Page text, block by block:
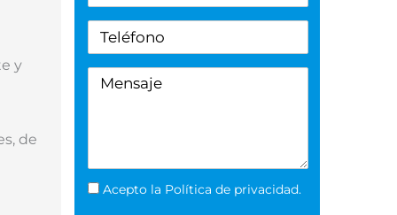
y
de
Acepto la Política de privacidad.